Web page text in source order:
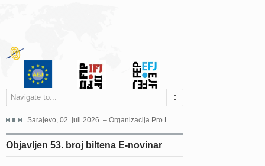
Navigate to...
Grada Sarajeva povodom Dana Sarajeva dugogodišnjoj...
Sarajevo, 02. juli 2026. – Organizacija Pro Educa juče je uspješno
Objavljen 53. broj biltena E-novinar